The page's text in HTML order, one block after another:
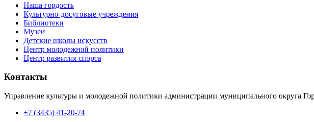
Наша гордость
Культурно-досуговые учреждения
Библиотеки
Музеи
Детские школы искусств
Центр молодежной политики
Центр развития спорта
Контакты
Управление культуры и молодежной политики администрации муниципального округа
+7 (3435) 41-20-74